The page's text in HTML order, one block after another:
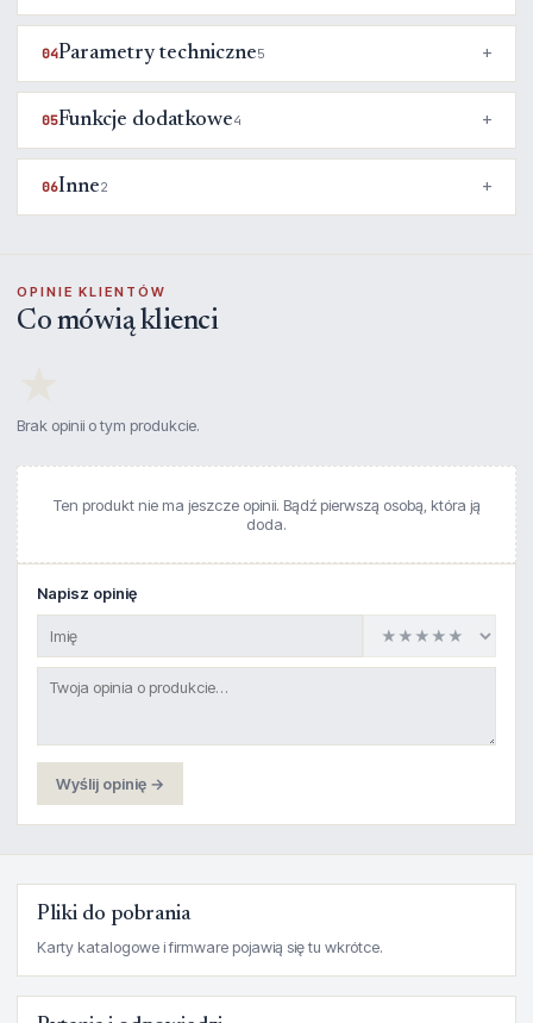
04Parametry techniczne5
05Funkcje dodatkowe4
06Inne2
OPINIE KLIENTÓW
Co mówią klienci
Brak opinii o tym produkcie.
Ten produkt nie ma jeszcze opinii. Bądź pierwszą osobą, która ją
doda.
Napisz opinię
Wyślij opinię →
Pliki do pobrania
Karty katalogowe i firmware pojawią się tu wkrótce.